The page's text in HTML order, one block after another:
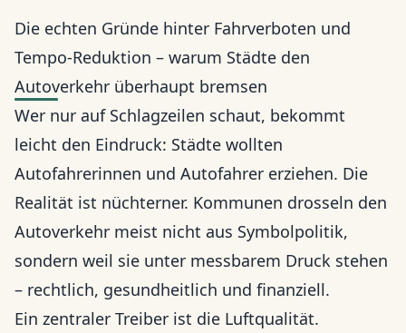
Die echten Gründe hinter Fahrverboten und
Tempo-Reduktion – warum Städte den
Autoverkehr überhaupt bremsen
Wer nur auf Schlagzeilen schaut, bekommt
leicht den Eindruck: Städte wollten
Autofahrerinnen und Autofahrer erziehen. Die
Realität ist nüchterner. Kommunen drosseln den
Autoverkehr meist nicht aus Symbolpolitik,
sondern weil sie unter messbarem Druck stehen
– rechtlich, gesundheitlich und finanziell.
Ein zentraler Treiber ist die Luftqualität.